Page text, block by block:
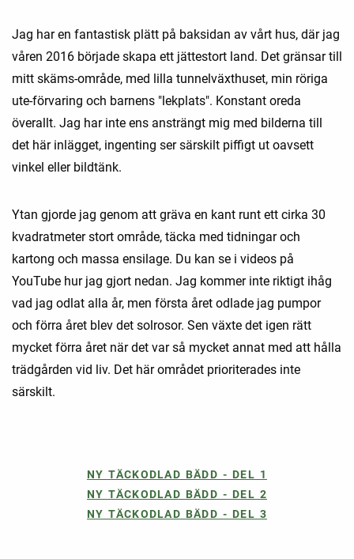
Jag har en fantastisk plätt på baksidan av vårt hus, där jag
våren 2016 började skapa ett jättestort land. Det gränsar till
mitt skäms-område, med lilla tunnelväxthuset, min röriga
ute-förvaring och barnens "lekplats". Konstant oreda
överallt. Jag har inte ens ansträngt mig med bilderna till
det här inlägget, ingenting ser särskilt piffigt ut oavsett
vinkel eller bildtänk.
Ytan gjorde jag genom att gräva en kant runt ett cirka 30
kvadratmeter stort område, täcka med tidningar och
kartong och massa ensilage. Du kan se i videos på
YouTube hur jag gjort nedan. Jag kommer inte riktigt ihåg
vad jag odlat alla år, men första året odlade jag pumpor
och förra året blev det solrosor. Sen växte det igen rätt
mycket förra året när det var så mycket annat med att hålla
trädgården vid liv. Det här området prioriterades inte
särskilt.
NY TÄCKODLAD BÄDD - DEL 1
NY TÄCKODLAD BÄDD - DEL 2
NY TÄCKODLAD BÄDD - DEL 3